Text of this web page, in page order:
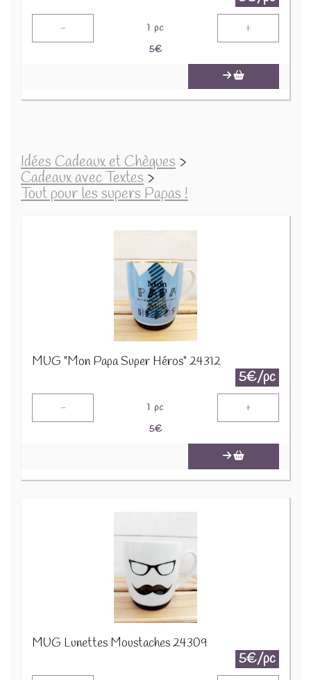
- 1 pc +
5€
Idées Cadeaux et Chèques >
Cadeaux avec Textes >
Tout pour les supers Papas !
MUG "Mon Papa Super Héros" 24312
5€/pc
- 1 pc +
5€
MUG Lunettes Moustaches 24309
5€/pc